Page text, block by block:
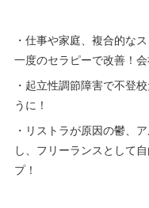
・仕事や家庭、複合的な
一度のセラピーで改善！
・起立性調節障害で不登
うに！
・リストラが原因の鬱、
し、フリーランスとして
プ！